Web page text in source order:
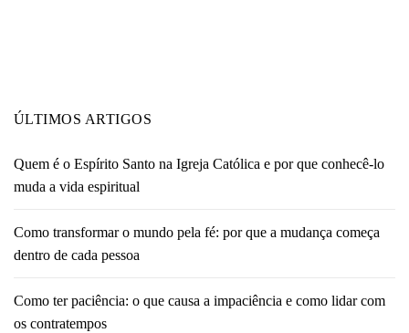
ÚLTIMOS ARTIGOS
Quem é o Espírito Santo na Igreja Católica e por que conhecê-lo
muda a vida espiritual
Como transformar o mundo pela fé: por que a mudança começa
dentro de cada pessoa
Como ter paciência: o que causa a impaciência e como lidar com
os contratempos